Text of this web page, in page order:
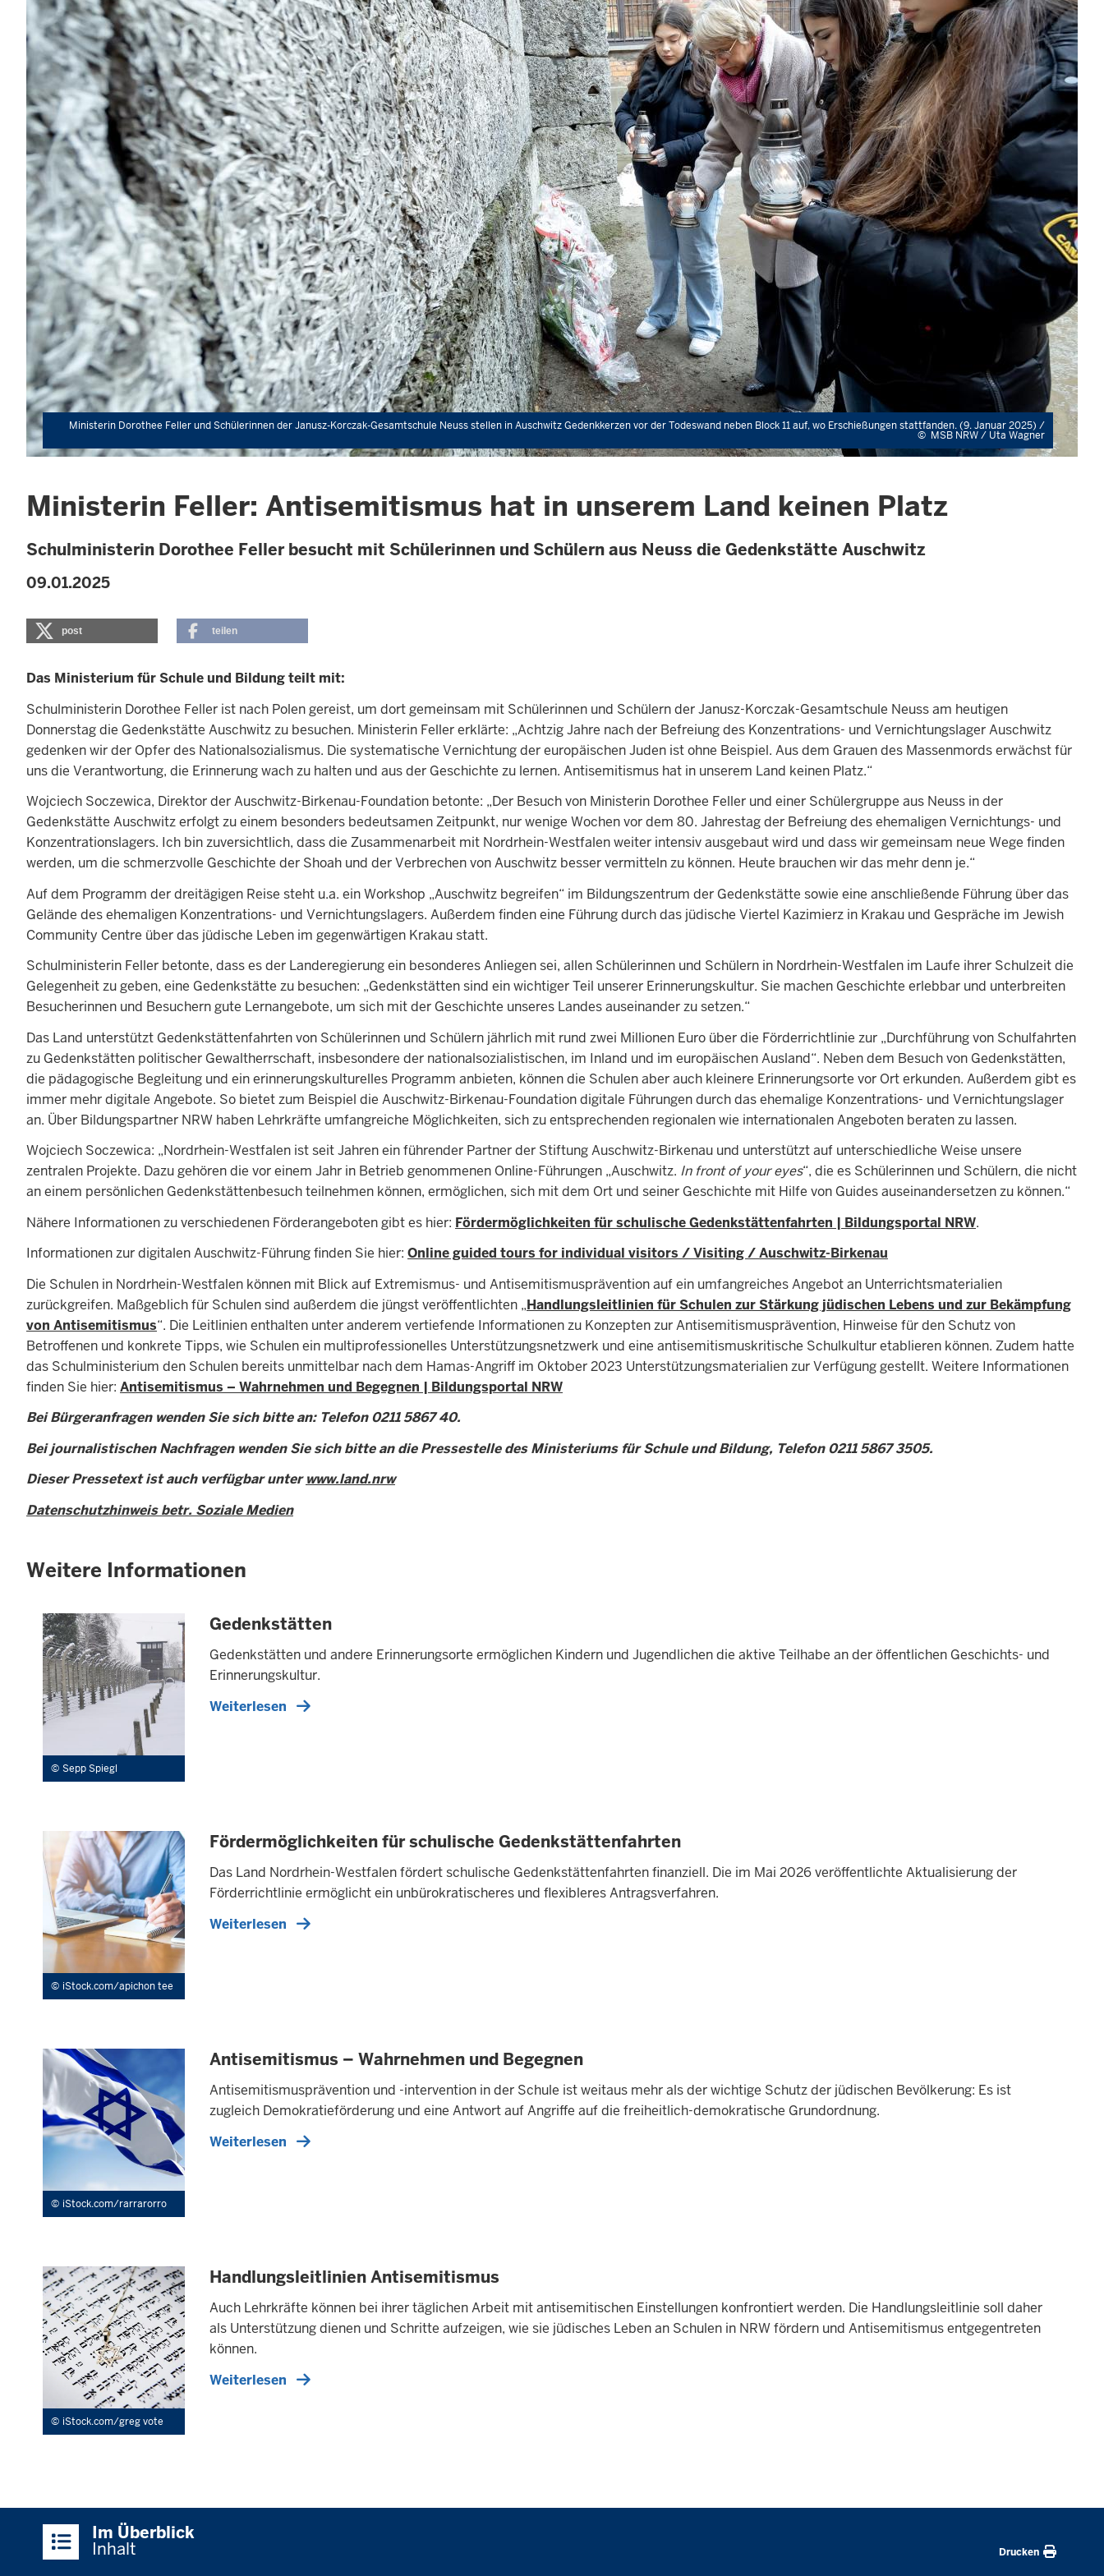
Ministerin Dorothee Feller und Schülerinnen der Janusz-Korczak-Gesamtschule Neuss stellen in Auschwitz Gedenkkerzen vor der Todeswand neben Block 11 auf, wo Erschießungen stattfanden. (9. Januar 2025) /
© MSB NRW / Uta Wagner
Ministerin Feller: Antisemitismus hat in unserem Land keinen Platz
Schulministerin Dorothee Feller besucht mit Schülerinnen und Schülern aus Neuss die Gedenkstätte Auschwitz
09.01.2025
post teilen
Das Ministerium für Schule und Bildung teilt mit:
Schulministerin Dorothee Feller ist nach Polen gereist, um dort gemeinsam mit Schülerinnen und Schülern der Janusz-Korczak-Gesamtschule Neuss am heutigen
Donnerstag die Gedenkstätte Auschwitz zu besuchen. Ministerin Feller erklärte: „Achtzig Jahre nach der Befreiung des Konzentrations- und Vernichtungslager Auschwitz
gedenken wir der Opfer des Nationalsozialismus. Die systematische Vernichtung der europäischen Juden ist ohne Beispiel. Aus dem Grauen des Massenmords erwächst für
uns die Verantwortung, die Erinnerung wach zu halten und aus der Geschichte zu lernen. Antisemitismus hat in unserem Land keinen Platz.“
Wojciech Soczewica, Direktor der Auschwitz-Birkenau-Foundation betonte: „Der Besuch von Ministerin Dorothee Feller und einer Schülergruppe aus Neuss in der
Gedenkstätte Auschwitz erfolgt zu einem besonders bedeutsamen Zeitpunkt, nur wenige Wochen vor dem 80. Jahrestag der Befreiung des ehemaligen Vernichtungs- und
Konzentrationslagers. Ich bin zuversichtlich, dass die Zusammenarbeit mit Nordrhein-Westfalen weiter intensiv ausgebaut wird und dass wir gemeinsam neue Wege finden
werden, um die schmerzvolle Geschichte der Shoah und der Verbrechen von Auschwitz besser vermitteln zu können. Heute brauchen wir das mehr denn je.“
Auf dem Programm der dreitägigen Reise steht u.a. ein Workshop „Auschwitz begreifen“ im Bildungszentrum der Gedenkstätte sowie eine anschließende Führung über das
Gelände des ehemaligen Konzentrations- und Vernichtungslagers. Außerdem finden eine Führung durch das jüdische Viertel Kazimierz in Krakau und Gespräche im Jewish
Community Centre über das jüdische Leben im gegenwärtigen Krakau statt.
Schulministerin Feller betonte, dass es der Landeregierung ein besonderes Anliegen sei, allen Schülerinnen und Schülern in Nordrhein-Westfalen im Laufe ihrer Schulzeit die
Gelegenheit zu geben, eine Gedenkstätte zu besuchen: „Gedenkstätten sind ein wichtiger Teil unserer Erinnerungskultur. Sie machen Geschichte erlebbar und unterbreiten
Besucherinnen und Besuchern gute Lernangebote, um sich mit der Geschichte unseres Landes auseinander zu setzen.“
Das Land unterstützt Gedenkstättenfahrten von Schülerinnen und Schülern jährlich mit rund zwei Millionen Euro über die Förderrichtlinie zur „Durchführung von Schulfahrten
zu Gedenkstätten politischer Gewaltherrschaft, insbesondere der nationalsozialistischen, im Inland und im europäischen Ausland“. Neben dem Besuch von Gedenkstätten,
die pädagogische Begleitung und ein erinnerungskulturelles Programm anbieten, können die Schulen aber auch kleinere Erinnerungsorte vor Ort erkunden. Außerdem gibt es
immer mehr digitale Angebote. So bietet zum Beispiel die Auschwitz-Birkenau-Foundation digitale Führungen durch das ehemalige Konzentrations- und Vernichtungslager
an. Über Bildungspartner NRW haben Lehrkräfte umfangreiche Möglichkeiten, sich zu entsprechenden regionalen wie internationalen Angeboten beraten zu lassen.
Wojciech Soczewica: „Nordrhein-Westfalen ist seit Jahren ein führender Partner der Stiftung Auschwitz-Birkenau und unterstützt auf unterschiedliche Weise unsere
zentralen Projekte. Dazu gehören die vor einem Jahr in Betrieb genommenen Online-Führungen „Auschwitz. In front of your eyes“, die es Schülerinnen und Schülern, die nicht
an einem persönlichen Gedenkstättenbesuch teilnehmen können, ermöglichen, sich mit dem Ort und seiner Geschichte mit Hilfe von Guides auseinandersetzen zu können.“
Nähere Informationen zu verschiedenen Förderangeboten gibt es hier: Fördermöglichkeiten für schulische Gedenkstättenfahrten | Bildungsportal NRW.
Informationen zur digitalen Auschwitz-Führung finden Sie hier: Online guided tours for individual visitors / Visiting / Auschwitz-Birkenau
Die Schulen in Nordrhein-Westfalen können mit Blick auf Extremismus- und Antisemitismusprävention auf ein umfangreiches Angebot an Unterrichtsmaterialien
zurückgreifen. Maßgeblich für Schulen sind außerdem die jüngst veröffentlichten „Handlungsleitlinien für Schulen zur Stärkung jüdischen Lebens und zur Bekämpfung
von Antisemitismus“. Die Leitlinien enthalten unter anderem vertiefende Informationen zu Konzepten zur Antisemitismusprävention, Hinweise für den Schutz von
Betroffenen und konkrete Tipps, wie Schulen ein multiprofessionelles Unterstützungsnetzwerk und eine antisemitismuskritische Schulkultur etablieren können. Zudem hatte
das Schulministerium den Schulen bereits unmittelbar nach dem Hamas-Angriff im Oktober 2023 Unterstützungsmaterialien zur Verfügung gestellt. Weitere Informationen
finden Sie hier: Antisemitismus – Wahrnehmen und Begegnen | Bildungsportal NRW
Bei Bürgeranfragen wenden Sie sich bitte an: Telefon 0211 5867 40.
Bei journalistischen Nachfragen wenden Sie sich bitte an die Pressestelle des Ministeriums für Schule und Bildung, Telefon 0211 5867 3505.
Dieser Pressetext ist auch verfügbar unterwww.land.nrw
Datenschutzhinweis betr. Soziale Medien
Weitere Informationen
Sepp Spiegl
Gedenkstätten
Gedenkstätten und andere Erinnerungsorte ermöglichen Kindern und Jugendlichen die aktive Teilhabe an der öffentlichen Geschichts- und
Erinnerungskultur.
Weiterlesen
iStock.com/apichon tee
Fördermöglichkeiten für schulische Gedenkstättenfahrten
Das Land Nordrhein-Westfalen fördert schulische Gedenkstättenfahrten finanziell. Die im Mai 2026 veröffentlichte Aktualisierung der
Förderrichtlinie ermöglicht ein unbürokratischeres und flexibleres Antragsverfahren.
Weiterlesen
iStock.com/rarrarorro
Antisemitismus – Wahrnehmen und Begegnen
Antisemitismusprävention und -intervention in der Schule ist weitaus mehr als der wichtige Schutz der jüdischen Bevölkerung: Es ist
zugleich Demokratieförderung und eine Antwort auf Angriffe auf die freiheitlich-demokratische Grundordnung.
Weiterlesen
iStock.com/greg vote
Handlungsleitlinien Antisemitismus
Auch Lehrkräfte können bei ihrer täglichen Arbeit mit antisemitischen Einstellungen konfrontiert werden. Die Handlungsleitlinie soll daher
als Unterstützung dienen und Schritte aufzeigen, wie sie jüdisches Leben an Schulen in NRW fördern und Antisemitismus entgegentreten
können.
Weiterlesen
Im Überblick
Inhalt Drucken